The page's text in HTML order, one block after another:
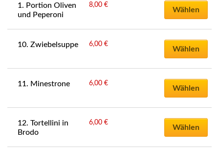
1. Portion Oliven
und Peperoni
8,00€
Wählen
10. Zwiebelsuppe 6,00€
Wählen
11. Minestrone 6,00€
Wählen
12. Tortellini in
Brodo
6,00€
Wählen